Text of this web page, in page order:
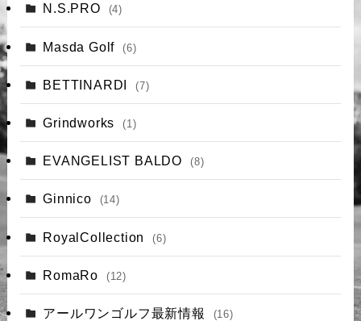
N.S.PRO (4)
Masda Golf (6)
BETTINARDI (7)
Grindworks (1)
EVANGELIST BALDO (8)
Ginnico (14)
RoyalCollection (6)
RomaRo (12)
アールワンゴルフ最新情報 (16)